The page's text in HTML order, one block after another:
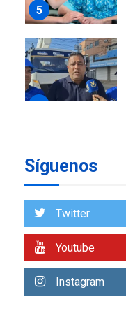
6
1
Síguenos
Twitter
Youtube
Instagram